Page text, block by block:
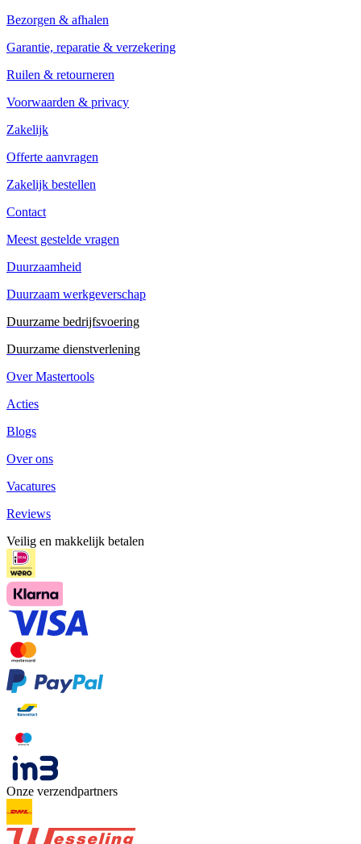
Bezorgen & afhalen
Garantie, reparatie & verzekering
Ruilen & retourneren
Voorwaarden & privacy
Zakelijk
Offerte aanvragen
Zakelijk bestellen
Contact
Meest gestelde vragen
Duurzaamheid
Duurzaam werkgeverschap
Duurzame bedrijfsvoering
Duurzame dienstverlening
Over Mastertools
Acties
Blogs
Over ons
Vacatures
Reviews
Veilig en makkelijk betalen
Onze verzendpartners